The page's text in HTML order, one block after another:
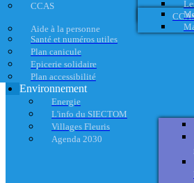
CCAS
Aide à la personne
Santé et numéros utiles
Plan canicule
Epicerie solidaire
Plan accessibilité
Environnement
Energie
L'info du SIECTOM
Villages Fleuris
Agenda 2030